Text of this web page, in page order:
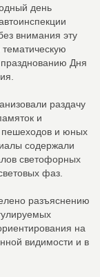
день
внимания эту
Дня
раздачу
и
пешеходов и юных
содержали
светофорных
фаз.
разъяснению
на
видимости и в